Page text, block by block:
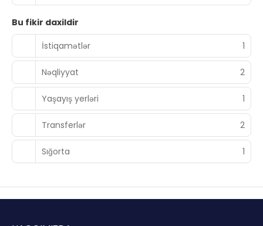
Bu fikir daxildir
İstiqamətlər
1
Nəqliyyat 2
Yaşayış yerləri 1
Transferlər 2
Sığorta 1